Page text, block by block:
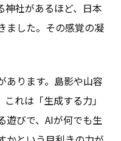
神社があるほど、日本
ました。その感覚の凝
あります。島影や山容
れは「生成する力」
遊びで、AIが何でも生